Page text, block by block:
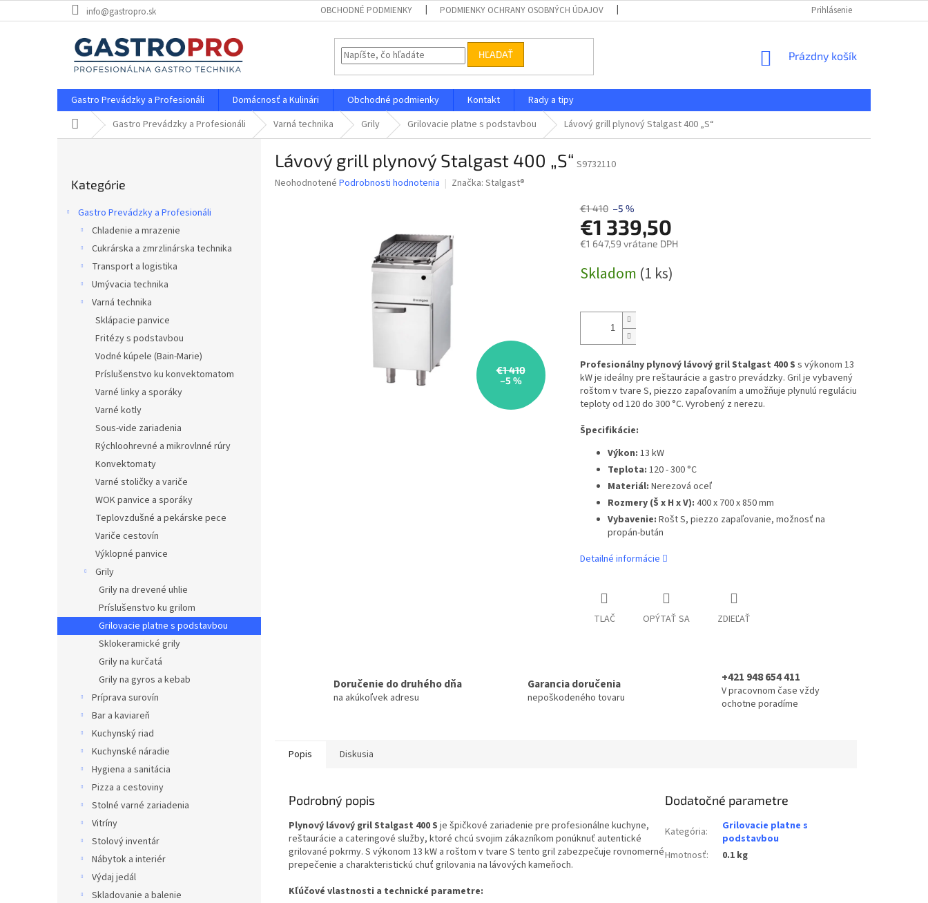
na
info@gastropro.sk OBCHODNÉ PODMIENKY PODMIENKY OCHRANY OSOBNÝCH ÚDAJOV DOPRAVA A PLATBA
Prihlásenie
HĽADAŤ
NÁKUPNÝ
Prázdny košík
Gastro Prevádzky a Profesionáli Domácnosť a Kulinári Obchodné podmienky Kontakt
Rady a tipy
Domov Gastro Prevádzky a Profesionáli Varná technika Grily Grilovacie platne s podstavbou Lávový grill plynový Stalgast 400 „S“
kategórie
Kategórie
Gastro Prevádzky a Profesionáli
Chladenie a mrazenie
Cukrárska a zmrzlinárska technika
Transport a logistika
Umývacia technika
Varná technika
Sklápacie panvice
Fritézy s podstavbou
Vodné kúpele (Bain-Marie)
Príslušenstvo ku konvektomatom
Varné linky a sporáky
Varné kotly
Sous-vide zariadenia
Rýchloohrevné a mikrovlnné rúry
Konvektomaty
Varné stoličky a variče
WOK panvice a sporáky
Teplovzdušné a pekárske pece
Variče cestovín
Výklopné panvice
Grily
Grily na drevené uhlie
Príslušenstvo ku grilom
Grilovacie platne s podstavbou
Sklokeramické grily
Grily na kurčatá
Grily na gyros a kebab
Príprava surovín
Bar a kaviareň
Kuchynský riad
Kuchynské náradie
Hygiena a sanitácia
Pizza a cestoviny
Stolné varné zariadenia
Vitríny
Stolový inventár
Nábytok a interiér
Výdaj jedál
Skladovanie a balenie
Lávový grill plynový Stalgast 400 „S“ S9732110
Priemerné
Neohodnotené Podrobnosti hodnotenia Značka: Stalgast®
€1 410
–5 %
€1 410 –5 %
€1 339,50
€1 647,59 vrátane DPH
cena:
Skladom (1 ks)
Profesionálny plynový lávový gril Stalgast 400 S s výkonom 13
kW je ideálny pre reštaurácie a gastro prevádzky. Gril je vybavený
roštom v tvare S, piezzo zapaľovaním a umožňuje plynulú reguláciu
teploty od 120 do 300 °C. Vyrobený z nerezu.
Špecifikácie:
Výkon: 13 kW
Teplota: 120 - 300 °C
Materiál: Nerezová oceľ
Rozmery (Š x H x V): 400 x 700 x 850 mm
Vybavenie: Rošt S, piezzo zapaľovanie, možnosť na
propán-bután
Detailné informácie
TLAČ OPÝTAŤ SA ZDIEĽAŤ
Doručenie do druhého dňa
na akúkoľvek adresu
Garancia doručenia
nepoškodeného tovaru
+421 948 654 411
V pracovnom čase vždy
ochotne poradíme
Popis Diskusia
Podrobný popis
Plynový lávový gril Stalgast 400 S je špičkové zariadenie pre profesionálne kuchyne,
reštaurácie a cateringové služby, ktoré chcú svojim zákazníkom ponúknuť autentické
grilované pokrmy. S výkonom 13 kW a roštom v tvare S tento gril zabezpečuje rovnomerné
prepečenie a charakteristickú chuť grilovania na lávových kameňoch.
Kľúčové vlastnosti a technické parametre:
Dodatočné parametre
Kategória:
Grilovacie platne s
podstavbou
Hmotnosť: 0.1 kg